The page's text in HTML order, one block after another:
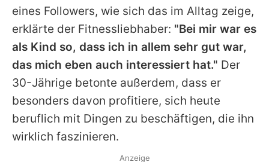
eines Followers, wie sich das im Alltag zeige,
erklärte der Fitnessliebhaber: "Bei mir war es
als Kind so, dass ich in allem sehr gut war,
das mich eben auch interessiert hat." Der
30-Jährige betonte außerdem, dass er
besonders davon profitiere, sich heute
beruflich mit Dingen zu beschäftigen, die ihn
wirklich faszinieren.
Anzeige